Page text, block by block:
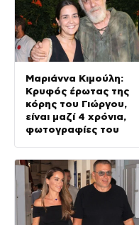
Μαριάννα Κιμούλη:
Κρυφός έρωτας της
κόρης του Γιώργου,
είναι μαζί 4 χρόνια,
φωτογραφίες του